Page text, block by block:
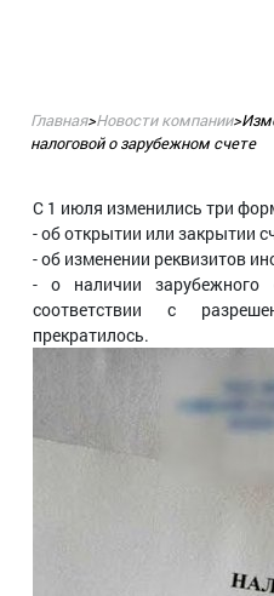
Главная>Новости компании>
налоговой о зарубежном счете
С 1 июля изменились три
- об открытии или закрытии
- об изменении реквизитов
- о наличии зарубежного
соответствии с
прекратилось.